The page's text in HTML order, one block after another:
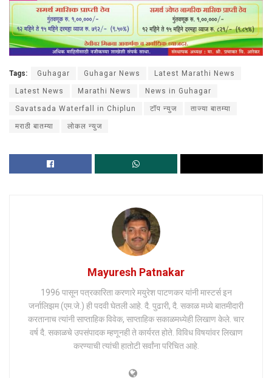
Tags: Guhagar Guhagar News Latest Marathi News
Latest News Marathi News News in Guhagar
Savatsada Waterfall in Chiplun टॉप न्युज ताज्या बातम्या
मराठी बातम्या लोकल न्युज
Mayuresh Patnakar
1996 पासून पत्रकारिता करणारे मयुरेश पाटणकर यांनी मास्टर्स इन
जर्नालिझम (एम.जे.) ही पदवी घेतली आहे. दै. पुढारी, दै. सकाळ मध्ये बातमीदारी
करतानाच त्यांनी साप्ताहिक विवेक, साप्ताहिक सकाळमध्येही लिखाण केले. चार
वर्ष दै. सकाळचे उपसंपादक म्हणूनही ते कार्यरत होते. विविध विषयांवर लिखाण
करण्याची त्यांची हातोटी सर्वांना परिचित आहे.